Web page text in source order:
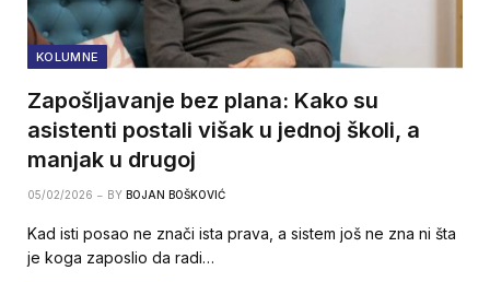
KOLUMNE
Zapošljavanje bez plana: Kako su
asistenti postali višak u jednoj školi, a
manjak u drugoj
05/02/2026 BY BOJAN BOŠKOVIĆ
Kad isti posao ne znači ista prava, a sistem još ne zna ni šta
je koga zaposlio da radi…